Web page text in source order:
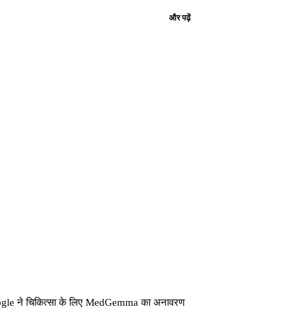
और पढ़ें
ने चिकित्सा के लिए MedGemma का अनावरण